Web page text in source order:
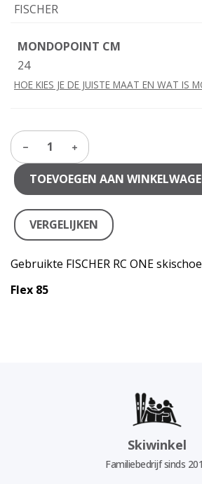
FISCHER
MONDOPOINT CM
24
HOE KIES JE DE JUISTE MAAT EN WAT IS
1
TOEVOEGEN AAN
VERGELIJKEN
Gebruikte FISCHER RC ONE
Flex 85
Skiwinkel
Familiebedrijf sinds